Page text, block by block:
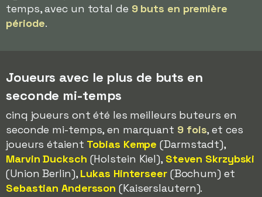
temps, avec un total de 9 buts en première
période.
Joueurs avec le plus de buts en
seconde mi-temps
cinq joueurs ont été les meilleurs buteurs en
seconde mi-temps, en marquant 9 fois, et ces
joueurs étaient Tobias Kempe (Darmstadt),
Marvin Ducksch (Holstein Kiel), Steven Skrzybski
(Union Berlin), Lukas Hinterseer(Bochum) et
Sebastian Andersson (Kaiserslautern).